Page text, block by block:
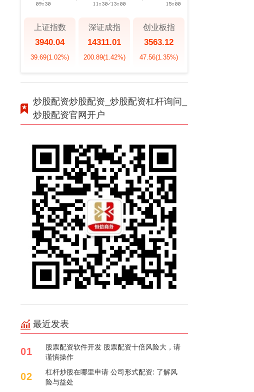
上证指数
3940.04
39.69(1.02%)
深证成指
14311.01
200.89(1.42%)
创业板指
3563.12
47.56(1.35%)
炒股配资炒股配资_炒股配资杠杆询问_
炒股配资官网开户
最近发表
01
股票配资软件开发 股票配资十倍风险大，请
谨慎操作
02
杠杆炒股在哪里申请 公司形式配资: 了解风
险与益处